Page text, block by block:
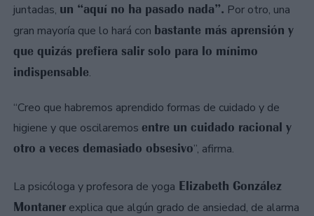
juntadas, un “aquí no ha pasado nada”. Por otro, una
gran mayoría que lo hará con bastante más aprensión y
que quizás prefiera salir solo para lo mínimo
indispensable.
“Creo que habremos aprendido formas de cuidado y de
higiene y que oscilaremos entre un cuidado racional y
otro a veces demasiado obsesivo”, afirma.
La psicóloga y profesora de yoga Elizabeth González
Montaner explica que algún grado de ansiedad, de alarma